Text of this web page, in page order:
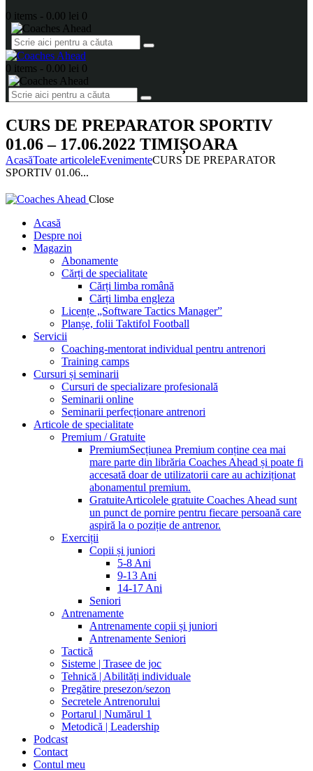
0 items - 0.00 lei 0
0 items - 0.00 lei 0
CURS DE PREPARATOR SPORTIV
01.06 – 17.06.2022 TIMIȘOARA
AcasăToate articoleleEvenimenteCURS DE PREPARATOR
SPORTIV 01.06...
Close
Acasă
Despre noi
Magazin
Abonamente
Cărți de specialitate
Cărți limba română
Cărți limba engleza
Licențe „Software Tactics Manager”
Planșe, folii Taktifol Football
Servicii
Coaching-mentorat individual pentru antrenori
Training camps
Cursuri și seminarii
Cursuri de specializare profesională
Seminarii online
Seminarii perfecționare antrenori
Articole de specialitate
Premium / Gratuite
PremiumSecțiunea Premium conține cea mai
mare parte din librăria Coaches Ahead și poate fi
accesată doar de utilizatorii care au achiziționat
abonamentul premium.
GratuiteArticolele gratuite Coaches Ahead sunt
un punct de pornire pentru fiecare persoană care
aspiră la o poziție de antrenor.
Exerciții
Copii și juniori
5-8 Ani
9-13 Ani
14-17 Ani
Seniori
Antrenamente
Antrenamente copii și juniori
Antrenamente Seniori
Tactică
Sisteme | Trasee de joc
Tehnică | Abilități individuale
Pregătire presezon/sezon
Secretele Antrenorului
Portarul | Numărul 1
Metodică | Leadership
Podcast
Contact
Contul meu